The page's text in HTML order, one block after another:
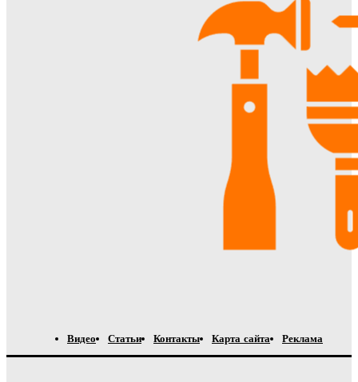
Видео Статьи Контакты Карта сайта Реклама